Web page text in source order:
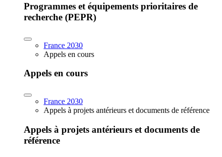
Programmes et équipements prioritaires de
recherche (PEPR)
France 2030
Appels en cours
Appels en cours
France 2030
Appels à projets antérieurs et documents de référence
Appels à projets antérieurs et documents de
référence